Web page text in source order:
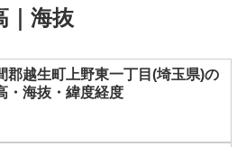
｜海抜
郡越生町上野東一丁目(埼玉県)の
・海抜・緯度経度